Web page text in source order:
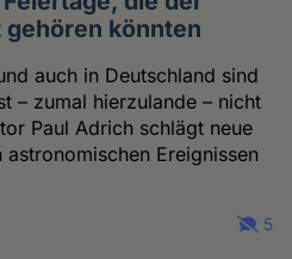
könnten
auch in Deutschland sind
– zumal hierzulande – nicht
Paul Adrich schlägt neue
Ereignissen
5